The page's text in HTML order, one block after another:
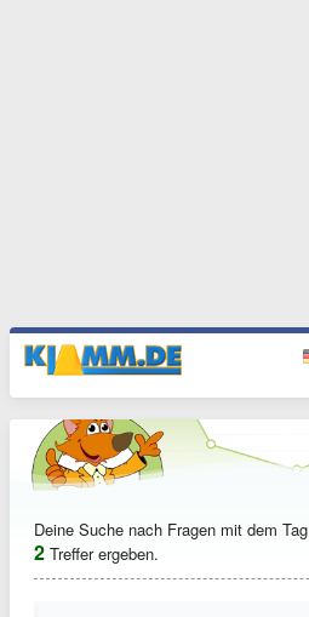
Deine Suche nach Fragen mit dem Tag
2 Treffer ergeben.